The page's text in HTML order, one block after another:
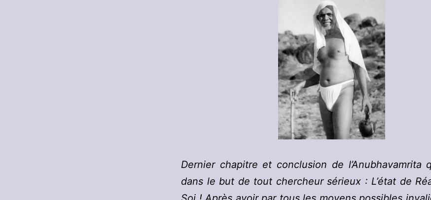
Dernier chapitre et conclusion de l’Anubhavamrita
dans le but de tout chercheur sérieux : L’état de